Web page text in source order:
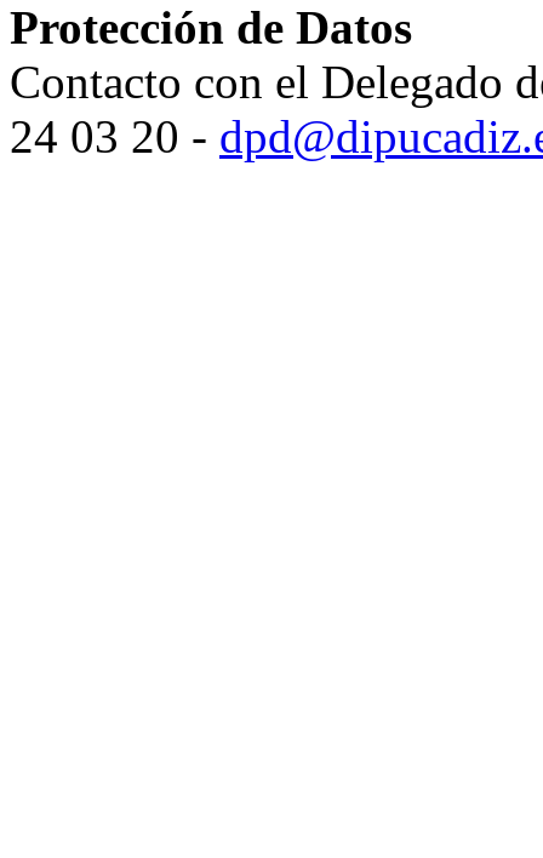
Protección de Datos
Contacto con el Delegado
24 03 20 -